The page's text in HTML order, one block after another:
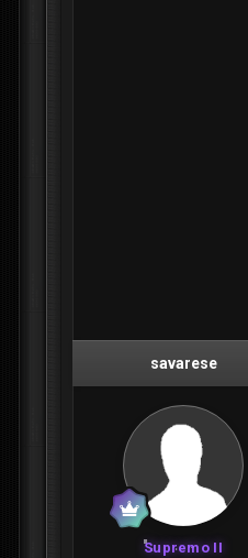
savarese
Supremo II